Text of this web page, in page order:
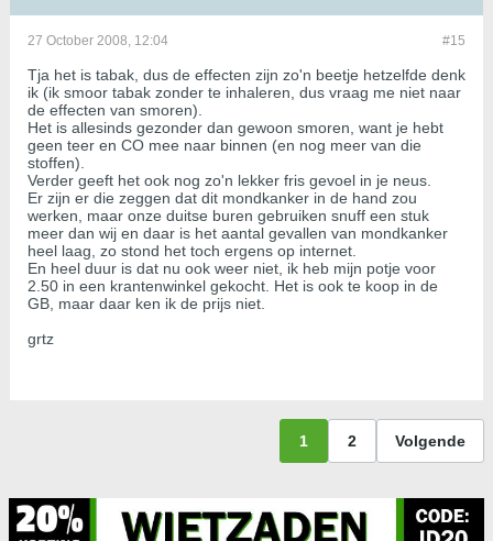
#15
27 October 2008, 12:04
Tja het is tabak, dus de effecten zijn zo'n beetje hetzelfde denk
ik (ik smoor tabak zonder te inhaleren, dus vraag me niet naar
de effecten van smoren).
Het is allesinds gezonder dan gewoon smoren, want je hebt
geen teer en CO mee naar binnen (en nog meer van die
stoffen).
Verder geeft het ook nog zo'n lekker fris gevoel in je neus.
Er zijn er die zeggen dat dit mondkanker in de hand zou
werken, maar onze duitse buren gebruiken snuff een stuk
meer dan wij en daar is het aantal gevallen van mondkanker
heel laag, zo stond het toch ergens op internet.
En heel duur is dat nu ook weer niet, ik heb mijn potje voor
2.50 in een krantenwinkel gekocht. Het is ook te koop in de
GB, maar daar ken ik de prijs niet.
grtz
1 2 Volgende